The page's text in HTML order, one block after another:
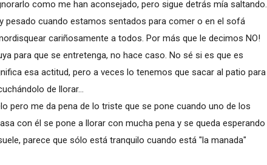
como me han aconsejado, pero sigue detrás mía saltando.
pesado cuando estamos sentados para comer o en el sofá
cariñosamente a todos. Por más que le decimos NO!
para que se entretenga, no hace caso. No sé si es que es
esa actitud, pero a veces lo tenemos que sacar al patio para
de llorar...
pero me da pena de lo triste que se pone cuando uno de los
con él se pone a llorar con mucha pena y se queda esperando
parece que sólo está tranquilo cuando está "la manada"